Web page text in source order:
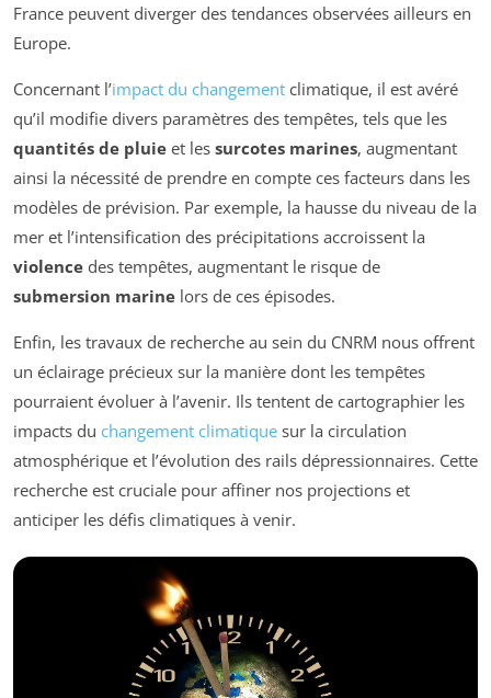
France peuvent diverger des tendances observées ailleurs en
Europe.
Concernant l’impact du changement climatique, il est avéré
qu’il modifie divers paramètres des tempêtes, tels que les
quantités de pluie et les surcotes marines, augmentant
ainsi la nécessité de prendre en compte ces facteurs dans les
modèles de prévision. Par exemple, la hausse du niveau de la
mer et l’intensification des précipitations accroissent la
violence des tempêtes, augmentant le risque de
submersion marine lors de ces épisodes.
Enfin, les travaux de recherche au sein du CNRM nous offrent
un éclairage précieux sur la manière dont les tempêtes
pourraient évoluer à l’avenir. Ils tentent de cartographier les
impacts du changement climatique sur la circulation
atmosphérique et l’évolution des rails dépressionnaires. Cette
recherche est cruciale pour affiner nos projections et
anticiper les défis climatiques à venir.